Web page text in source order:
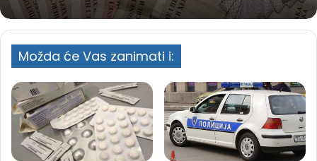
Možda će Vas zanimati i: